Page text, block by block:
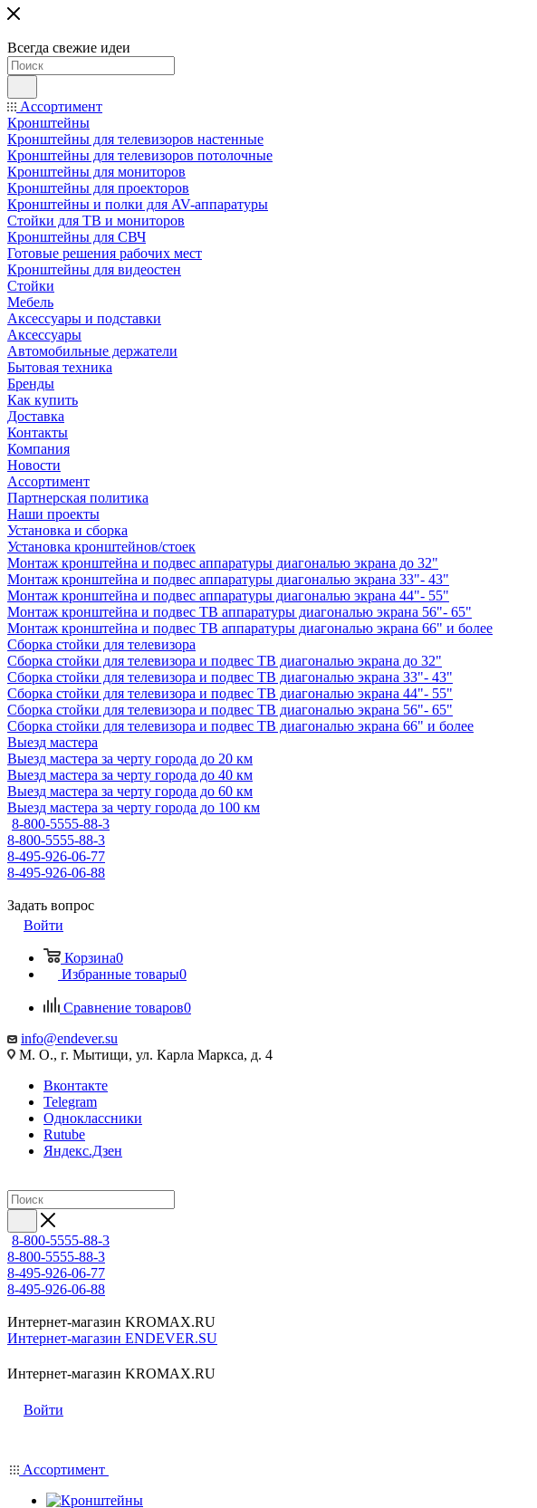
Всегда свежие идеи
Ассортимент
Кронштейны
Кронштейны для телевизоров настенные
Кронштейны для телевизоров потолочные
Кронштейны для мониторов
Кронштейны для проекторов
Кронштейны и полки для AV-аппаратуры
Стойки для ТВ и мониторов
Кронштейны для СВЧ
Готовые решения рабочих мест
Кронштейны для видеостен
Стойки
Мебель
Аксессуары и подставки
Аксессуары
Автомобильные держатели
Бытовая техника
Бренды
Как купить
Доставка
Контакты
Компания
Новости
Ассортимент
Партнерская политика
Наши проекты
Установка и сборка
Установка кронштейнов/стоек
Монтаж кронштейна и подвес аппаратуры диагональю экрана до 32"
Монтаж кронштейна и подвес аппаратуры диагональю экрана 33"- 43"
Монтаж кронштейна и подвес аппаратуры диагональю экрана 44"- 55"
Монтаж кронштейна и подвес ТВ аппаратуры диагональю экрана 56"- 65"
Монтаж кронштейна и подвес ТВ аппаратуры диагональю экрана 66" и более
Сборка стойки для телевизора
Сборка стойки для телевизора и подвес ТВ диагональю экрана до 32"
Сборка стойки для телевизора и подвес ТВ диагональю экрана 33"- 43"
Сборка стойки для телевизора и подвес ТВ диагональю экрана 44"- 55"
Сборка стойки для телевизора и подвес ТВ диагональю экрана 56"- 65"
Сборка стойки для телевизора и подвес ТВ диагональю экрана 66" и более
Выезд мастера
Выезд мастера за черту города до 20 км
Выезд мастера за черту города до 40 км
Выезд мастера за черту города до 60 км
Выезд мастера за черту города до 100 км
8-800-5555-88-3
8-800-5555-88-3
8-495-926-06-77
8-495-926-06-88
Задать вопрос
Войти
Корзина0
Избранные товары0
Сравнение товаров0
info@endever.su
М. О., г. Мытищи, ул. Карла Маркса, д. 4
Вконтакте
Telegram
Одноклассники
Rutube
Яндекс.Дзен
8-800-5555-88-3
8-800-5555-88-3
8-495-926-06-77
8-495-926-06-88
Интернет-магазин KROMAX.RU
Интернет-магазин ENDEVER.SU
Интернет-магазин KROMAX.RU
Войти
Ассортимент